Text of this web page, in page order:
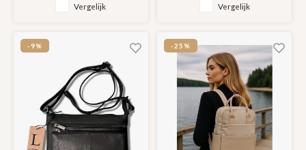
Scandinavisch design |
Vergelijk Vergelijk
-9% -25%